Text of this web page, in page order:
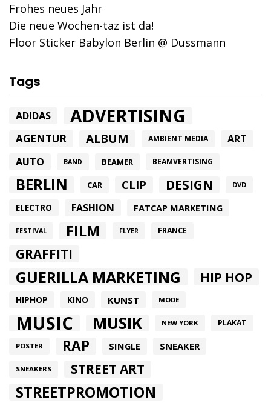
Frohes neues Jahr
Die neue Wochen-taz ist da!
Floor Sticker Babylon Berlin @ Dussmann
Tags
ADIDAS ADVERTISING
AGENTUR ALBUM AMBIENT MEDIA ART
AUTO BAND BEAMER BEAMVERTISING
BERLIN CAR CLIP DESIGN DVD
ELECTRO FASHION FATCAP MARKETING
FESTIVAL FILM FLYER FRANCE
GRAFFITI
GUERILLA MARKETING HIP HOP
HIPHOP KINO KUNST MODE
MUSIC MUSIK NEW YORK PLAKAT
POSTER RAP SINGLE SNEAKER
SNEAKERS STREET ART
STREETPROMOTION